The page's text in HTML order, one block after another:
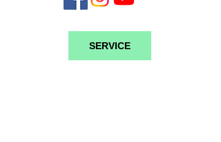
SERVICE